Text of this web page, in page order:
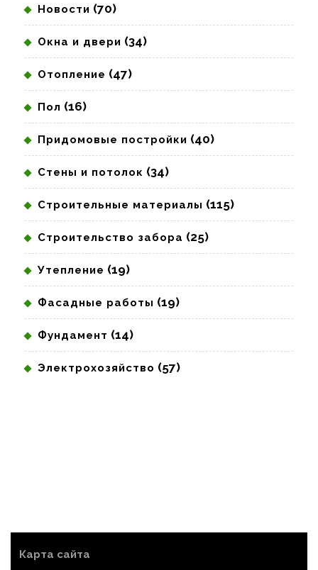
Новости (70)
Окна и двери (34)
Отопление (47)
Пол (16)
Придомовые постройки (40)
Стены и потолок (34)
Строительные материалы (115)
Строительство забора (25)
Утепление (19)
Фасадные работы (19)
Фундамент (14)
Электрохозяйство (57)
Карта сайта